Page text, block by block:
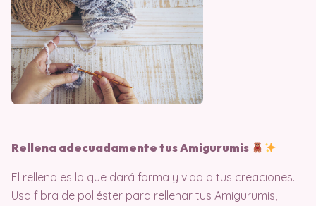
Rellena adecuadamente tus Amigurumis
El relleno es lo que dará forma y vida a tus creaciones.
Usa fibra de poliéster para rellenar tus Amigurumis,